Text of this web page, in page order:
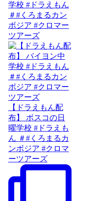
学校 #ドラえもん
＃#くろまるカン
ボジア #クロマー
ツアーズ
【ドラえもん配
布】 ボスコの日
曜学校 #ドラえも
ん ＃#くろまるカ
ンボジア #クロマ
ーツアーズ